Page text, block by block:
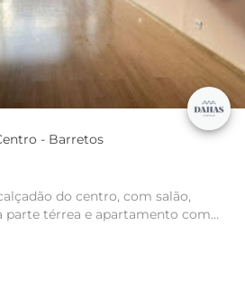
Salão Comercial em Centro - Barretos
do centro, com salão,
parte térrea e apartamento com